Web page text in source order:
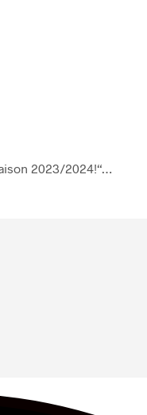
2023/2024!“…